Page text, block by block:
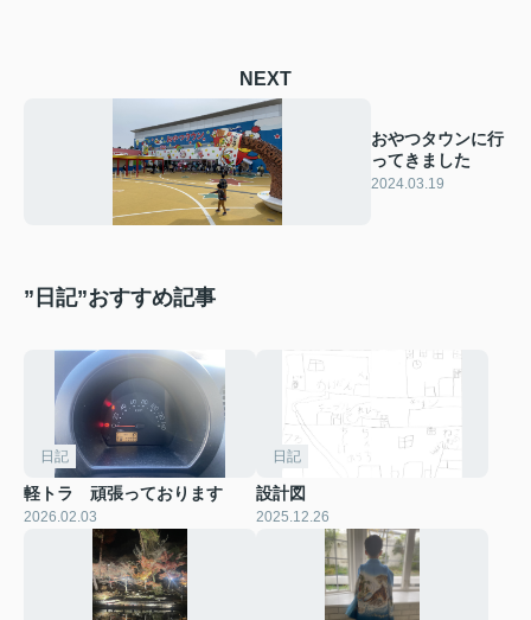
NEXT
おやつタウンに行
ってきました
2024.03.19
”日記”おすすめ記事
日記
軽トラ 頑張っております
2026.02.03
日記
設計図
2025.12.26